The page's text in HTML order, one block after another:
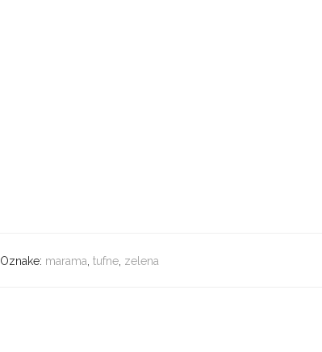
Oznake: marama tufne zelena